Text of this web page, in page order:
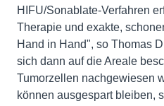
HIFU/Sonablate-Verfahren
Therapie und exakte,
Hand in Hand", so Thomas
sich dann auf die Areale
Tumorzellen nachgewiesen
können ausgespart bleiben,